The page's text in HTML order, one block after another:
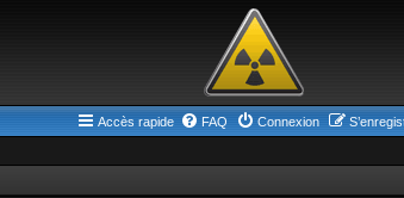
Accès rapide FAQ Connexion